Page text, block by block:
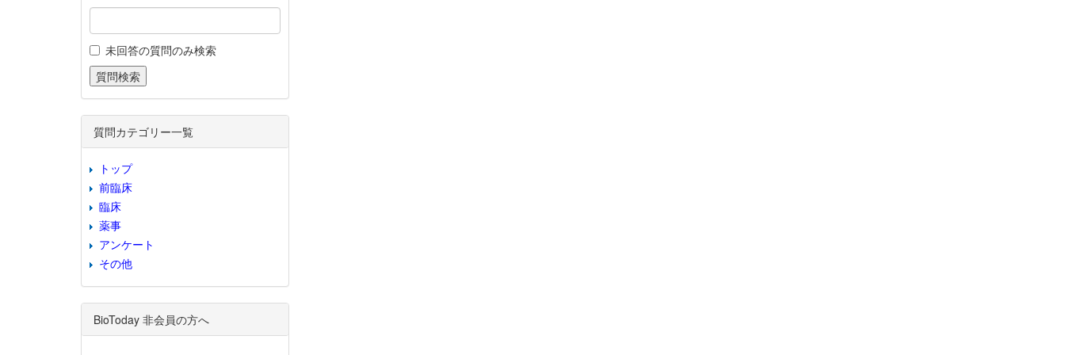
未回答の質問のみ検索
質問カテゴリー一覧
トップ
前臨床
臨床
薬事
アンケート
その他
BioToday 非会員の方へ